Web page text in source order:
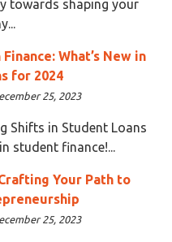
towards shaping your
What’s New in
for 2024
25, 2023
Shifts in Student Loans
student finance!...
Your Path to
25, 2023